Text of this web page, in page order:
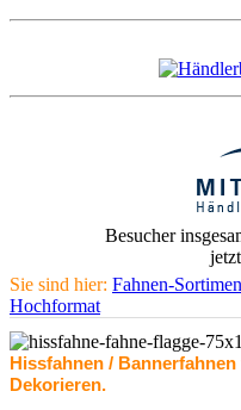
Besucher
Sie sind hier: Fahnen-
Hochformat
Hissfahnen /
Dekorieren.